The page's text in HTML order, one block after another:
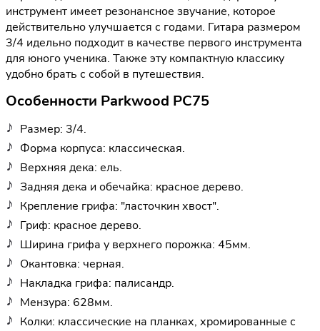
инструмент имеет резонансное звучание, которое
действительно улучшается с годами. Гитара размером
3/4 идельно подходит в качестве первого инструмента
для юного ученика. Также эту компактную классику
удобно брать с собой в путешествия.
Особенности Parkwood PC75
Размер: 3/4.
Форма корпуса: классическая.
Верхняя дека: ель.
Задняя дека и обечайка: красное дерево.
Крепление грифа: "ласточкин хвост".
Гриф: красное дерево.
Ширина грифа у верхнего порожка: 45мм.
Окантовка: черная.
Накладка грифа: палисандр.
Мензура: 628мм.
Колки: классические на планках, хромированные с